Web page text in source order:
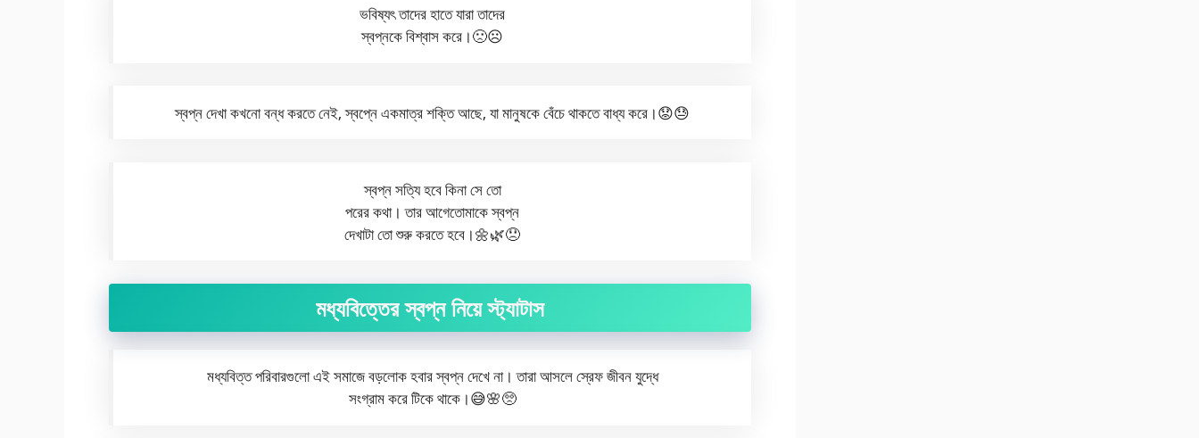
ভবিষ্যৎ তাদের হাতে যারা তাদের
স্বপ্নকে বিশ্বাস করে।🙁☹️
স্বপ্ন দেখা কখনো বন্ধ করতে নেই, স্বপ্নে একমাত্র শক্তি আছে, যা মানুষকে বেঁচে থাকতে বাধ্য করে।😟😓
স্বপ্ন সত্যি হবে কিনা সে তো
পরের কথা। তার আগেতোমাকে স্বপ্ন
দেখাটা তো শুরু করতে হবে।🌼🌿😞
মধ্যবিত্তের স্বপ্ন নিয়ে স্ট্যাটাস
মধ্যবিত্ত পরিবারগুলো এই সমাজে বড়লোক হবার স্বপ্ন দেখে না। তারা আসলে স্রেফ জীবন যুদ্ধে
সংগ্রাম করে টিকে থাকে।😅🌸🥺